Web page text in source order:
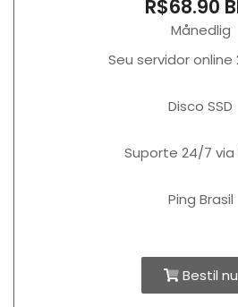
R$68.90
Månedlig
Seu servidor online
Disco SSD
Suporte 24/7
Ping Brasil
Bestil nu